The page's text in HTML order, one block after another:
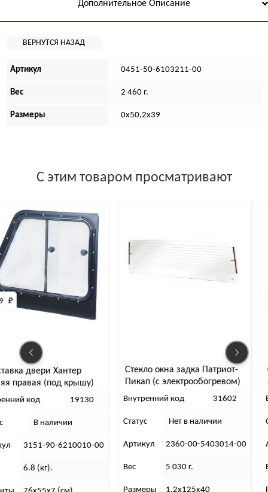
Дополнительное Описание
Артикул 0451-50-6103211-00
Вес 2 460 г.
Размеры 0х50,2х39
С этим товаром просматривают
двери Хантер
(под крышу)
код 19130
В наличии
3151-90-6210010-00
6.8 (кг).
Стекло окна задка Патриот-
Пикап (с электрообогревом)
Внутренний код 31602
Статус Нет в наличии
Артикул 2360-00-5403014-00
5 030 г.
Размеры 1,2х125х40
1